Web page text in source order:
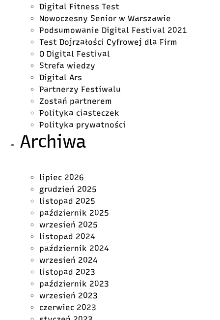
Digital Fitness Test
Nowoczesny Senior w Warszawie
Podsumowanie Digital Festival 2021
Test Dojrzałości Cyfrowej dla Firm
O Digital Festival
Strefa wiedzy
Digital Ars
Partnerzy Festiwalu
Zostań partnerem
Polityka ciasteczek
Polityka prywatności
Archiwa
lipiec 2026
grudzień 2025
listopad 2025
październik 2025
wrzesień 2025
listopad 2024
październik 2024
wrzesień 2024
listopad 2023
październik 2023
wrzesień 2023
czerwiec 2023